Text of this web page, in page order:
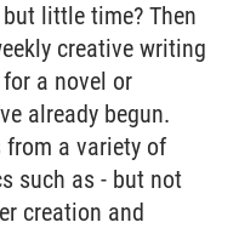
little time? Then
creative writing
a novel or
already begun.
from a variety of
such as - but not
creation and